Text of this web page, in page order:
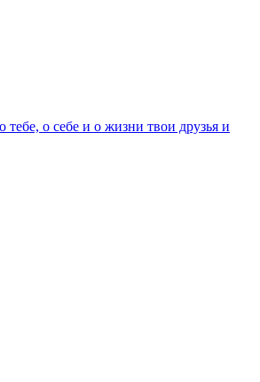
тебе, о себе и о жизни твои друзья и